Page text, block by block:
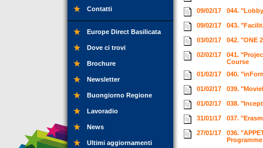
Contatti
Europe Direct Basilicata
Dove ci trovi
Brochure
Newsletter
Buongiorno Regione
Lavoradio
News
Ultimi aggiornamenti
09/02/17 044.
09/02/17 043.
03/02/17 042. "ONE
02/02/17
041.
Course
01/02/17
040.
01/02/17 039.
01/02/17 038.
31/01/17 037.
27/01/17
036.